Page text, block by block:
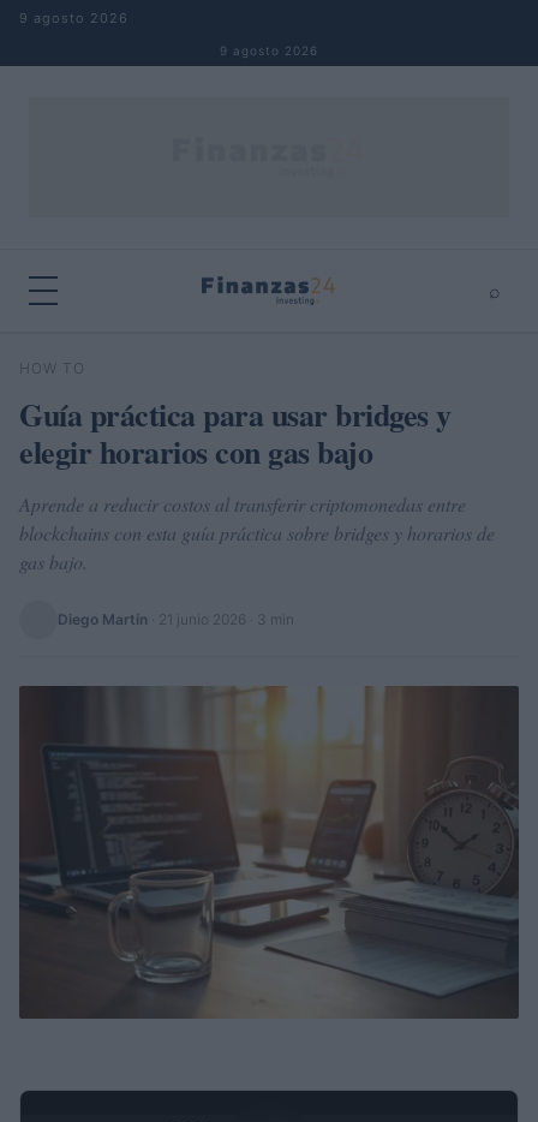
Saltar al contenido
9 agosto 2026
9 agosto 2026
⌕
Buscar
HOW TO
Guía práctica para usar bridges y
elegir horarios con gas bajo
Aprende a reducir costos al transferir criptomonedas entre
blockchains con esta guía práctica sobre bridges y horarios de
gas bajo.
Diego Martín 21 junio 2026 · 3 min